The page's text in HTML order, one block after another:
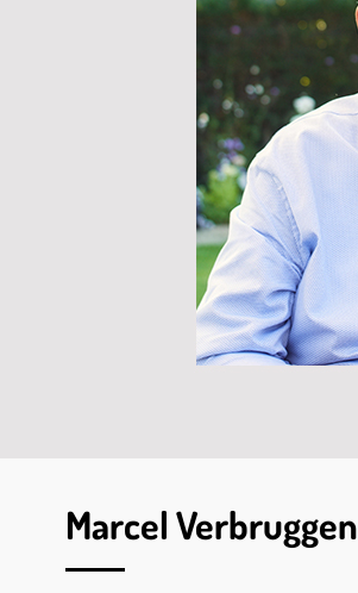
Marcel Verbruggen